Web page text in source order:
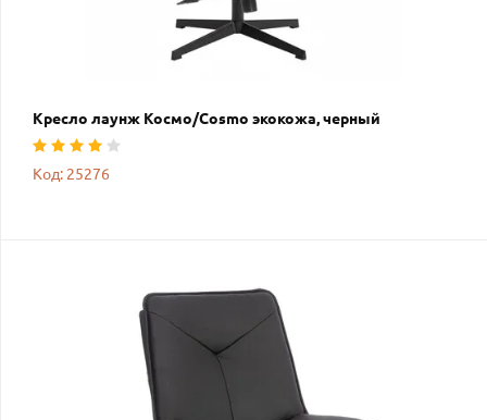
Кресло лаунж Космо/Cosmo экокожа, черный
Код: 25276